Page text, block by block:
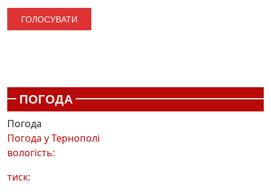
ПОГОДА
Погода
Погода уТернополі
вологість:
тиск: